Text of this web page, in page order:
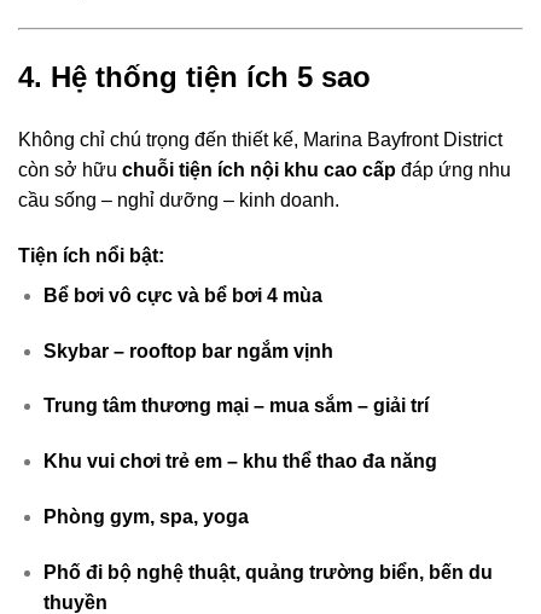
4. Hệ thống tiện ích 5 sao
Không chỉ chú trọng đến thiết kế, Marina Bayfront District
còn sở hữu chuỗi tiện ích nội khu cao cấp đáp ứng nhu
cầu sống – nghỉ dưỡng – kinh doanh.
Tiện ích nổi bật:
Bể bơi vô cực và bể bơi 4 mùa
Skybar – rooftop bar ngắm vịnh
Trung tâm thương mại – mua sắm – giải trí
Khu vui chơi trẻ em – khu thể thao đa năng
Phòng gym, spa, yoga
Phố đi bộ nghệ thuật, quảng trường biển, bến du
thuyền